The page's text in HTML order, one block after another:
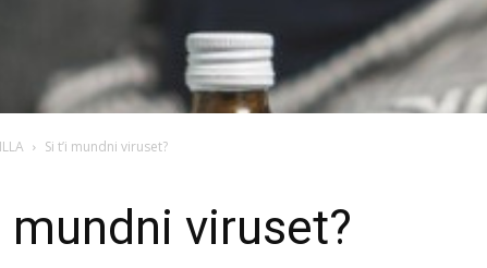
Si t’i mundni viruset?
mundni viruset?